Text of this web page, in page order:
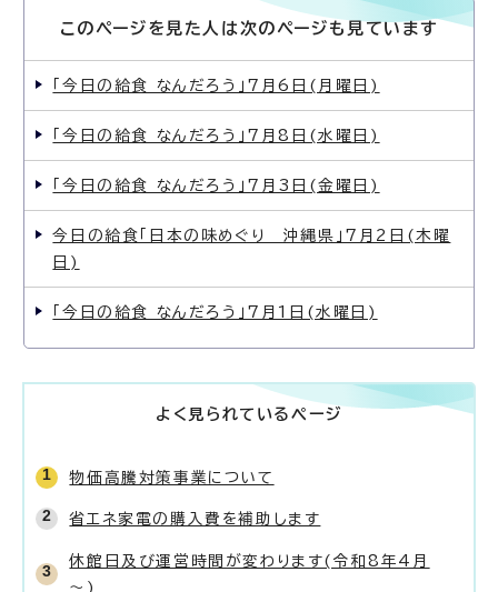
このページを見た人は次のページも見ています
「今日の給食 なんだろう」7月6日(月曜日)
「今日の給食 なんだろう」7月8日(水曜日)
「今日の給食 なんだろう」7月3日(金曜日)
今日の給食「日本の味めぐり 沖縄県」7月2日(木曜
日)
「今日の給食 なんだろう」7月1日(水曜日)
よく見られているページ
物価高騰対策事業について
省エネ家電の購入費を補助します
休館日及び運営時間が変わります(令和8年4月
～)